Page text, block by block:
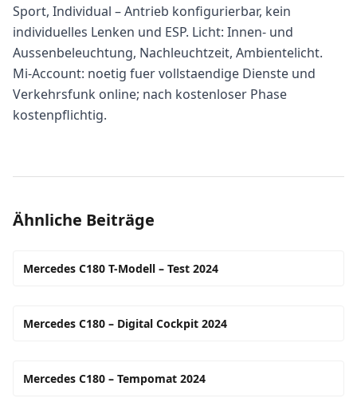
Sport, Individual – Antrieb konfigurierbar, kein
individuelles Lenken und ESP. Licht: Innen- und
Aussenbeleuchtung, Nachleuchtzeit, Ambientelicht.
Mi-Account: noetig fuer vollstaendige Dienste und
Verkehrsfunk online; nach kostenloser Phase
kostenpflichtig.
Ähnliche Beiträge
Mercedes C180 T-Modell – Test 2024
Mercedes C180 – Digital Cockpit 2024
Mercedes C180 – Tempomat 2024